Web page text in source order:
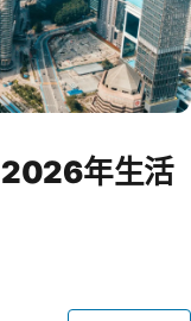
2026年生活